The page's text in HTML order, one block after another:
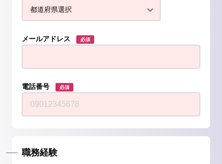
メールアドレス 必須
電話番号 必須
職務経験